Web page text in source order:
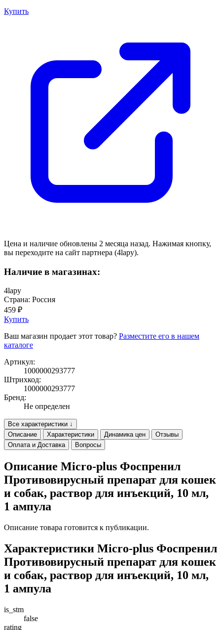
Купить
Цена и наличие обновлены 2 месяца назад. Нажимая кнопку,
вы переходите на сайт партнера (4lapy).
Наличие в магазинах:
4lapy
Страна: Россия
459 ₽
Купить
Ваш магазин продает этот товар? Разместите его в нашем
каталоге
Артикул:
1000000293777
Штрихкод:
1000000293777
Бренд:
Не определен
Все характеристики ↓
Описание
Характеристики Динамика цен
Отзывы
Оплата и Доставка
Вопросы
Описание Micro-plus Фоспренил
Противовирусный препарат для кошек
и собак, раствор для инъекций, 10 мл,
1 ампула
Описание товара готовится к публикации.
Характеристики Micro-plus Фоспренил
Противовирусный препарат для кошек
и собак, раствор для инъекций, 10 мл,
1 ампула
is_stm
false
rating